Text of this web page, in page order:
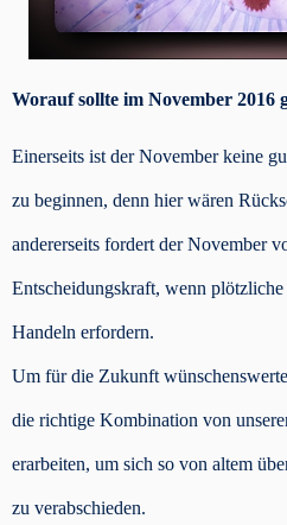
Worauf sollte im November 2016
Einerseits ist der November keine
zu beginnen, denn hier wären
andererseits fordert der November
Entscheidungskraft, wenn plötzliche
Handeln erfordern.
Um für die Zukunft
die richtige Kombination von
erarbeiten, um sich so von altem
zu verabschieden.